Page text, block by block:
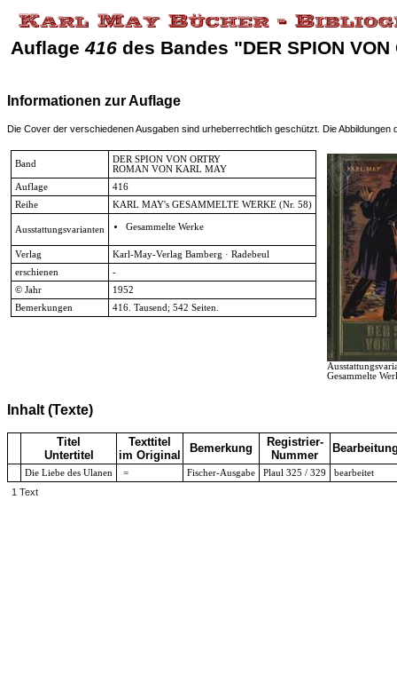
Auflage416 des Bandes "DER SPION VON
Informationen zur Auflage
Die Cover der verschiedenen Ausgaben sind urheberrechtlich geschützt. Die Abbildungen
Band
DER SPION VON ORTRY
ROMAN VON KARL MAY
Auflage
416
Reihe
KARL MAY's GESAMMELTE WERKE (Nr. 58)
Ausstattungsvarianten Gesammelte Werke
Verlag
Karl-May-Verlag Bamberg · Radebeul
erschienen
-
© Jahr
1952
Bemerkungen
416. Tausend; 542 Seiten.
Gesammelte
Inhalt (Texte)
Titel
Untertitel
Texttitel
im Original
Bemerkung
Registrier-
Nummer
Die Liebe des Ulanen = Fischer-Ausgabe Plaul 325 / 329 bearbeitet
1 Text